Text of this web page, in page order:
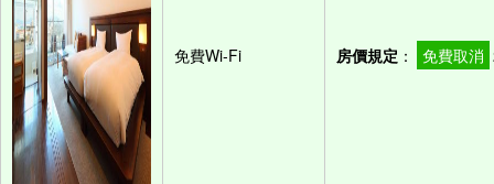
免費Wi-Fi 房價規定 ： 免費取消